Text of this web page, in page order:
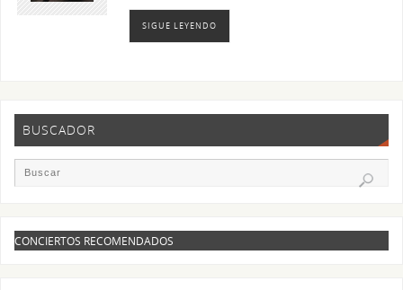
SIGUE LEYENDO
BUSCADOR
CONCIERTOS RECOMENDADOS